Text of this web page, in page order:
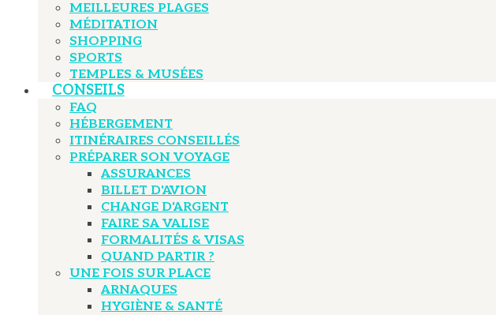
MEILLEURES PLAGES
MÉDITATION
SHOPPING
SPORTS
TEMPLES & MUSÉES
CONSEILS
FAQ
HÉBERGEMENT
ITINÉRAIRES CONSEILLÉS
PRÉPARER SON VOYAGE
ASSURANCES
BILLET D'AVION
CHANGE D'ARGENT
FAIRE SA VALISE
FORMALITÉS & VISAS
QUAND PARTIR ?
UNE FOIS SUR PLACE
ARNAQUES
HYGIÈNE & SANTÉ